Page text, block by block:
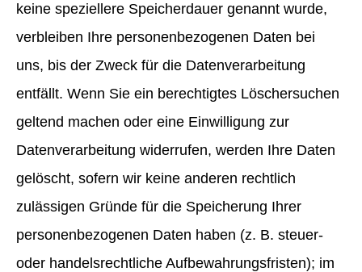
keine speziellere Speicherdauer genannt wurde,
verbleiben Ihre personenbezogenen Daten bei
uns, bis der Zweck für die Datenverarbeitung
entfällt. Wenn Sie ein berechtigtes Löschersuchen
geltend machen oder eine Einwilligung zur
Datenverarbeitung widerrufen, werden Ihre Daten
gelöscht, sofern wir keine anderen rechtlich
zulässigen Gründe für die Speicherung Ihrer
personenbezogenen Daten haben (z. B. steuer-
oder handelsrechtliche Aufbewahrungsfristen); im